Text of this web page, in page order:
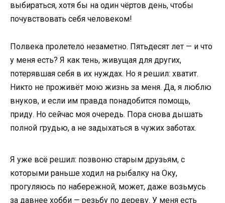
выбираться, хотя бы на один чёртов день, чтобы
почувствовать себя человеком!
Полвека пролетело незаметно. Пятьдесят лет — и что
у меня есть? Я как тень, живущая для других,
потерявшая себя в их нуждах. Но я решил: хватит.
Никто не проживёт мою жизнь за меня. Да, я люблю
внуков, и если им правда понадобится помощь,
приду. Но сейчас моя очередь. Пора снова дышать
полной грудью, а не задыхаться в чужих заботах.
Я уже всё решил: позвоню старым друзьям, с
которыми раньше ходил на рыбалку на Оку,
прогуляюсь по набережной, может, даже возьмусь
за давнее хобби — резьбу по дереву. У меня есть